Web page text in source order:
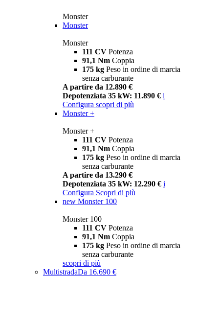
Monster
Monster
Monster
111 CV Potenza
91,1 Nm Coppia
175 kg Peso in ordine di marcia
senza carburante
A partire da 12.890 €
Depotenziata 35 kW: 11.890 € i
Configura scopri di più
Monster +
Monster +
111 CV Potenza
91,1 Nm Coppia
175 kg Peso in ordine di marcia
senza carburante
A partire da 13.290 €
Depotenziata 35 kW: 12.290 € i
Configura Scopri di più
new Monster 100
Monster 100
111 CV Potenza
91,1 Nm Coppia
175 kg Peso in ordine di marcia
senza carburante
scopri di più
MultistradaDa 16.690 €